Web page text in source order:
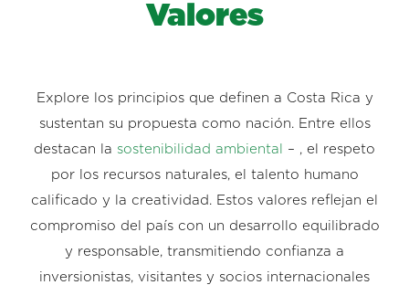
Valores
Explore los principios que definen a Costa Rica y
sustentan su propuesta como nación. Entre ellos
destacan la sostenibilidad ambiental
– , el respeto
por los recursos naturales, el talento humano
calificado y la creatividad. Estos valores reflejan el
compromiso del país con un desarrollo equilibrado
y responsable, transmitiendo confianza a
inversionistas, visitantes y socios internacionales